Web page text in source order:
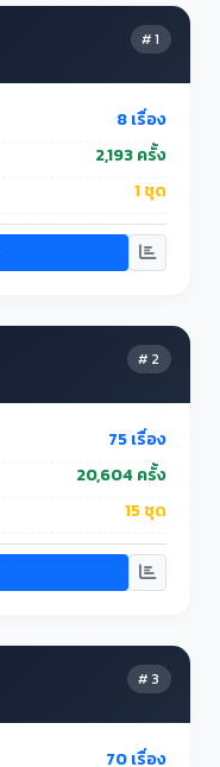
10
24
102
95
750
49
4
625
# 1
8 เรื่อง
2,193 ครั้ง
1 ชุด
# 2
75 เรื่อง
20,604 ครั้ง
15 ชุด
# 3
70 เรื่อง